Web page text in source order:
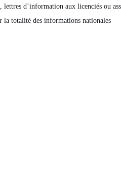
d’information aux licenciés ou
la totalité des informations nationales